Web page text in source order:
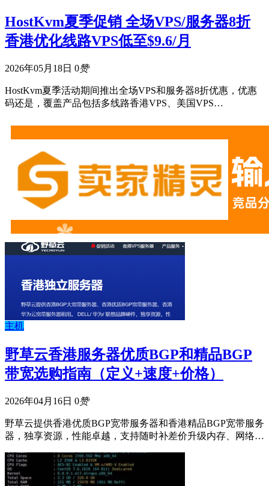
HostKvm夏季促销 全场VPS/服务器8折
香港优化线路VPS低至$9.6/月
2026年05月18日 0赞
HostKvm夏季活动期间推出全场VPS和服务器8折优惠，优惠
码还是，覆盖产品包括多线路香港VPS、美国VPS…
主机
野草云香港服务器优质BGP和精品BGP
带宽选购指南（定义+速度+价格）
2026年04月16日 0赞
野草云提供香港优质BGP宽带服务器和香港精品BGP宽带服务
器，独享资源，性能卓越，支持随时补差价升级内存、网络…